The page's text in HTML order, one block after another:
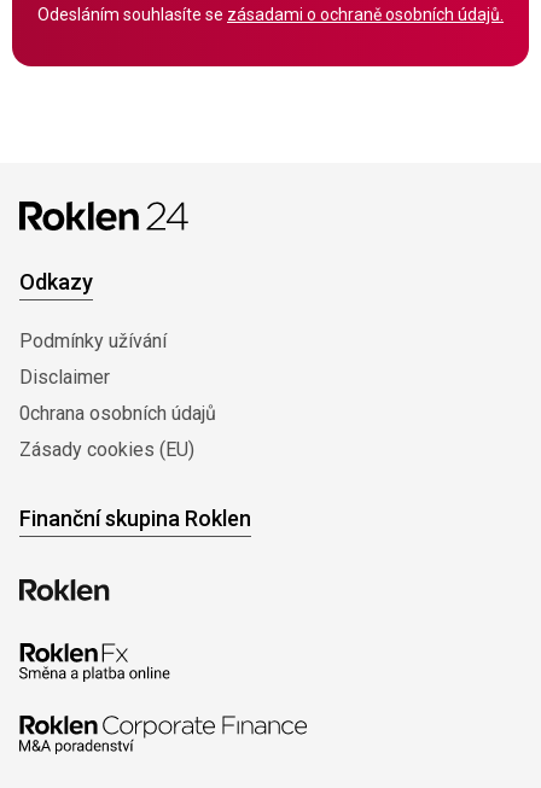
Odesláním souhlasíte se zásadami o ochraně osobních údajů.
Odkazy
Podmínky užívání
Disclaimer
0chrana osobních údajů
Zásady cookies (EU)
Finanční skupina Roklen